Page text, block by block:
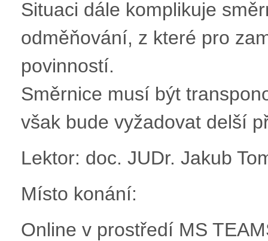
Situaci dále komplikuje
odměňování, z které pro
povinností.
Směrnice musí být
však bude vyžadovat delší
Lektor: doc. JUDr. Jakub
Místo konání:
Online v prostředí MS